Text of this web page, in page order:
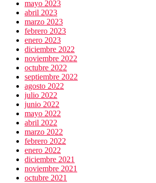
mayo 2023
abril 2023
marzo 2023
febrero 2023
enero 2023
diciembre 2022
noviembre 2022
octubre 2022
septiembre 2022
agosto 2022
julio 2022
junio 2022
mayo 2022
abril 2022
marzo 2022
febrero 2022
enero 2022
diciembre 2021
noviembre 2021
octubre 2021